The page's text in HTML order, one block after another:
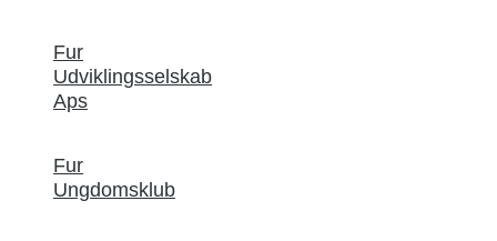
Fur
Udviklingsselskab
Aps
Fur
Ungdomsklub